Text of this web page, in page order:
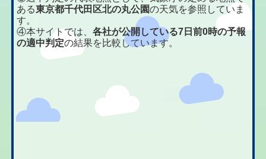
ある東京都千代田区北の丸公園の天気を参照していま
す。
④本サイトでは、各社が公開している7日前0時の予報
の適中判定の結果を比較しています。